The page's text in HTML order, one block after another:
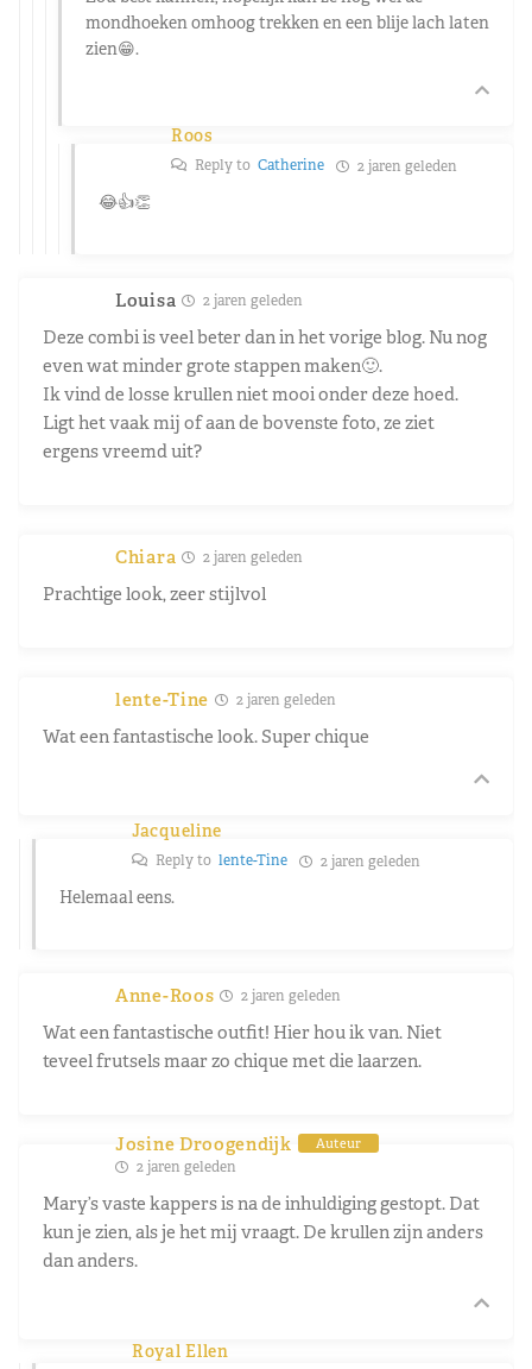
mondhoeken omhoog trekken en een blije lach laten
zien😁.
Roos
Reply to Catherine 2 jaren geleden
😂👍👏
Louisa 2 jaren geleden
Deze combi is veel beter dan in het vorige blog. Nu nog
even wat minder grote stappen maken🙂.
Ik vind de losse krullen niet mooi onder deze hoed.
Ligt het vaak mij of aan de bovenste foto, ze ziet
ergens vreemd uit?
Chiara 2 jaren geleden
Prachtige look, zeer stijlvol
lente-Tine 2 jaren geleden
Wat een fantastische look. Super chique
Jacqueline
Reply to lente-Tine 2 jaren geleden
Helemaal eens.
Anne-Roos 2 jaren geleden
Wat een fantastische outfit! Hier hou ik van. Niet
teveel frutsels maar zo chique met die laarzen.
Josine Droogendijk Auteur
2 jaren geleden
Mary’s vaste kappers is na de inhuldiging gestopt. Dat
kun je zien, als je het mij vraagt. De krullen zijn anders
dan anders.
Royal Ellen